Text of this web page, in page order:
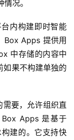
况。
内构建即时智能
Box Apps 提供用
中存储的内容中
如果不构建单独的
要，允许组织直
Apps 是基于
建的。它支持快